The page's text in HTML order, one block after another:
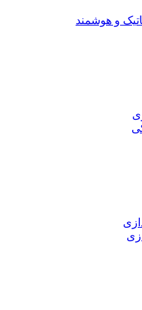
و هوشمند